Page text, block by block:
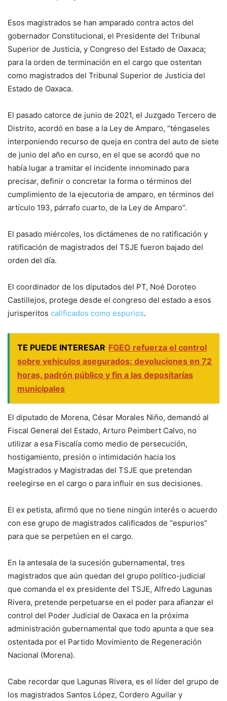
Esos magistrados se han amparado contra actos del
gobernador Constitucional, el Presidente del Tribunal
Superior de Justicia, y Congreso del Estado de Oaxaca;
para la orden de terminación en el cargo que ostentan
como magistrados del Tribunal Superior de Justicia del
Estado de Oaxaca.
El pasado catorce de junio de 2021, el Juzgado Tercero de
Distrito, acordó en base a la Ley de Amparo, “téngaseles
interponiendo recurso de queja en contra del auto de siete
de junio del año en curso, en el que se acordó que no
había lugar a tramitar el incidente innominado para
precisar, definir o concretar la forma o términos del
cumplimiento de la ejecutoria de amparo, en términos del
artículo 193, párrafo cuarto, de la Ley de Amparo”.
El pasado miércoles, los dictámenes de no ratificación y
ratificación de magistrados del TSJE fueron bajado del
orden del día.
El coordinador de los diputados del PT, Noé Doroteo
Castillejos, protege desde el congreso del estado a esos
jurisperitos calificados como espurios.
TE PUEDE INTERESAR FGEO refuerza el control
sobre vehículos asegurados: devoluciones en 72
horas, padrón público y fin a las depositarías
municipales
El diputado de Morena, César Morales Niño, demandó al
Fiscal General del Estado, Arturo Peimbert Calvo, no
utilizar a esa Fiscalía como medio de persecución,
hostigamiento, presión o intimidación hacia los
Magistrados y Magistradas del TSJE que pretendan
reelegirse en el cargo o para influir en sus decisiones.
El ex petista, afirmó que no tiene ningún interés o acuerdo
con ese grupo de magistrados calificados de “espurios”
para que se perpetúen en el cargo.
En la antesala de la sucesión gubernamental, tres
magistrados que aún quedan del grupo político-judicial
que comanda el ex presidente del TSJE, Alfredo Lagunas
Rivera, pretende perpetuarse en el poder para afianzar el
control del Poder Judicial de Oaxaca en la próxima
administración gubernamental que todo apunta a que sea
ostentada por el Partido Movimiento de Regeneración
Nacional (Morena).
Cabe recordar que Lagunas Rivera, es el líder del grupo de
los magistrados Santos López, Cordero Aguilar y